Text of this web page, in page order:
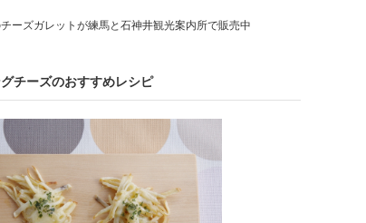
ーズガレットが練馬と石神井観光案内所で販売中
チーズのおすすめレシピ